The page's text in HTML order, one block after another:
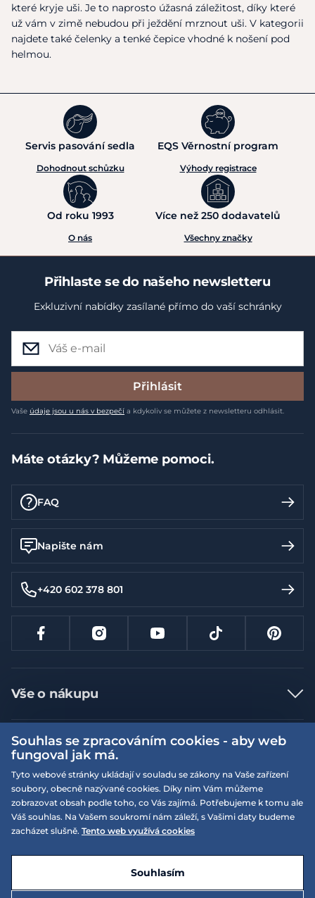
které kryje uši. Je to naprosto úžasná záležitost, díky které
už vám v zimě nebudou při ježdění mrznout uši. V kategorii
najdete také čelenky a tenké čepice vhodné k nošení pod
helmou.
Servis pasování sedla
Dohodnout schůzku
EQS Věrnostní program
Výhody registrace
Od roku 1993
O nás
Více než 250 dodavatelů
Všechny značky
Přihlaste se do našeho newsletteru
Exkluzivní nabídky zasílané přímo do vaší schránky
Přihlásit
Vaše údaje jsou u nás v bezpečí a kdykoliv se můžete z newsletteru odhlásit.
Máte otázky? Můžeme pomoci.
FAQ
Napište nám
+420 602 378 801
Vše o nákupu
Jak nakupovat
Nejčastější dotazy
Doprava a platba
Vrácení a výměna zboží
Reklamace
Velikostní tabulky
Více informací
Obchodní podmínky
Podmínky EQS věrnostního klubu
On-line katalogy
Dotace
Naše prodejny
EQS Rudná
EQS Praha 9 - Letňany
E-shop vytvořila a technicky zajišťujeSIMPLIA.cz
Souhlas se zpracováním cookies - aby web
fungoval jak má.
Tyto webové stránky ukládají v souladu se zákony na Vaše zařízení
soubory, obecně nazývané cookies. Díky nim Vám můžeme
zobrazovat obsah podle toho, co Vás zajímá. Potřebujeme k tomu ale
Váš souhlas. Na Vašem soukromí nám záleží, s Vašimi daty budeme
zacházet slušně. Tento web využívá cookies
Souhlasím